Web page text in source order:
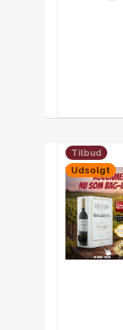
Tilbud
Udsolgt